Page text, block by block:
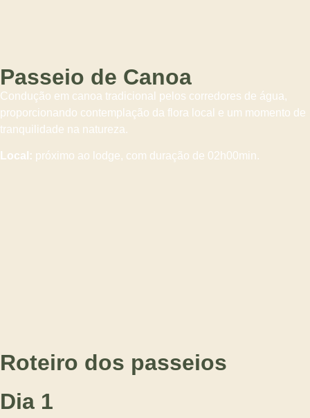
Passeio de Canoa
Condução em canoa tradicional pelos corredores de água,
proporcionando contemplação da flora local e um momento de
tranquilidade na natureza.
Local: próximo ao lodge, com duração de 02h00min.
Roteiro dos passeios
Dia 1